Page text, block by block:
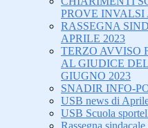
PROVE
RASSEGNA
APRILE 2023
TERZO AVVISO
AL GIUDICE
GIUGNO 2023
SNADIR INFO-
USB news di
USB Scuola